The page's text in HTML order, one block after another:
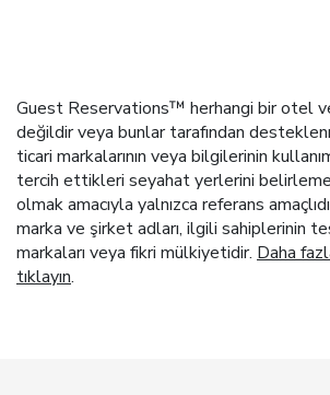
Guest Reservations™ herhangi bir otel
değildir veya bunlar tarafından
ticari markalarının veya bilgilerinin
tercih ettikleri seyahat yerlerini
olmak amacıyla yalnızca referans
marka ve şirket adları, ilgili sahiplerinin
markaları veya fikri mülkiyetidir. Daha
tıklayın.